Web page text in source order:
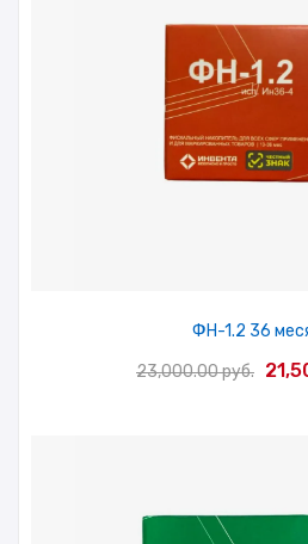
ФН-1.2 36
23,000.00руб.